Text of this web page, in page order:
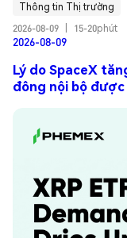
Thông tin Thị trường
2026-08-09
15-20phút
2026-08-09
Lý do SpaceX
đông nội bộ